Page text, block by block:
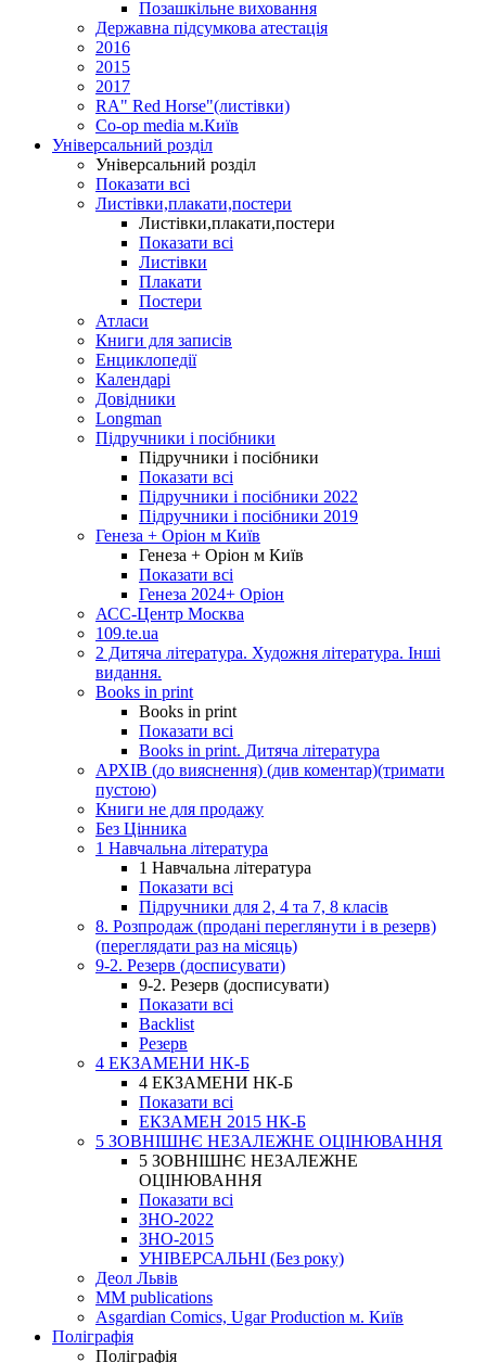
Позашкільне виховання
Державна підсумкова атестація
2016
2015
2017
RA" Red Horse"(листівки)
Co-op media м.Київ
Універсальний розділ
Універсальний розділ
Показати всі
Листівки,плакати,постери
Листівки,плакати,постери
Показати всі
Листівки
Плакати
Постери
Атласи
Книги для записів
Енциклопедії
Календарі
Довідники
Longman
Підручники і посібники
Підручники і посібники
Показати всі
Підручники і посібники 2022
Підручники і посібники 2019
Генеза + Оріон м Київ
Генеза + Оріон м Київ
Показати всі
Генеза 2024+ Оріон
АСС-Центр Москва
109.te.ua
2 Дитяча література. Художня література. Інші
видання.
Books in print
Books in print
Показати всі
Books in print. Дитяча література
АРХІВ (до вияснення) (див коментар)(тримати
пустою)
Книги не для продажу
Без Цінника
1 Навчальна література
1 Навчальна література
Показати всі
Підручники для 2, 4 та 7, 8 класів
8. Розпродаж (продані переглянути і в резерв)
(переглядати раз на місяць)
9-2. Резерв (досписувати)
9-2. Резерв (досписувати)
Показати всі
Backlist
Резерв
4 ЕКЗАМЕНИ НК-Б
4 ЕКЗАМЕНИ НК-Б
Показати всі
ЕКЗАМЕН 2015 НК-Б
5 ЗОВНІШНЄ НЕЗАЛЕЖНЕ ОЦІНЮВАННЯ
5 ЗОВНІШНЄ НЕЗАЛЕЖНЕ
ОЦІНЮВАННЯ
Показати всі
ЗНО-2022
ЗНО-2015
УНІВЕРСАЛЬНІ (Без року)
Деол Львів
MM publications
Asgardian Comics, Ugar Production м. Київ
Поліграфія
Поліграфія